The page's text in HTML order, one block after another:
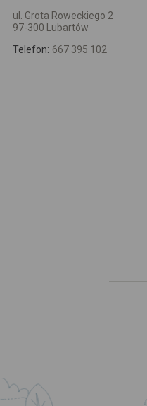
ul. Grota Roweckiego 2
97-300 Lubartów
Telefon: 667 395 102